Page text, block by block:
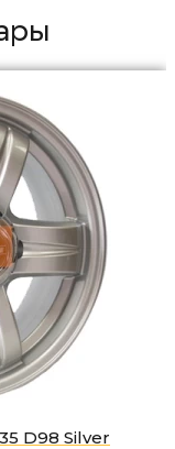
D98 Silver